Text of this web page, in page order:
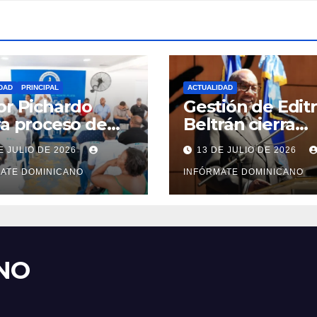
PRINCIPAL
Pichardo
proceso de
y
del
en Monte
JULIO DE 2026
DOMINICANO
ACTUALIDAD
Gestión de
Beltrán cierra
impulsando
modernización,
expansión y
transformación
13 DE JULIO DE 2026
INFÓRMATE DOMINICANO